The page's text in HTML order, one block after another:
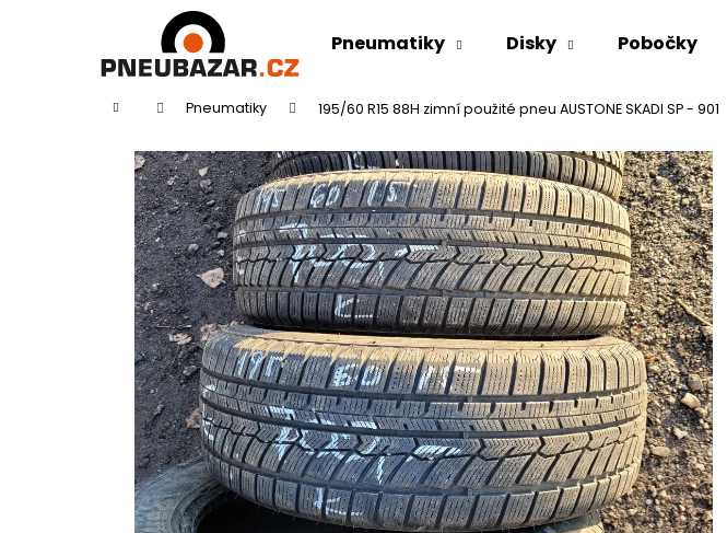
Pneumatiky Disky Pobočky
Domů Pneumatiky 195/60 R15 88H zimní použité pneu AUSTONE SKADI SP - 901
Zpět
Zpět
Co potřebujete
Doporučujeme